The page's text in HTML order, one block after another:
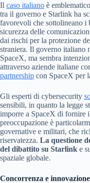
Il caso italiano è
tra il governo e Starlink ha
favorevoli che sottolineano
sicurezza delle
dai rischi per la protezione
straniera. Il governo italiano
SpaceX, ma sembra
attraverso aziende italiane
partnership con SpaceX per
Gli esperti di cybersecurity
sensibili, in quanto la legge
imporre a SpaceX di fornire
preoccupazione è
governative e militari, che
riservatezza. La questione
del dibattito su Starlink e
spaziale globale.
Concorrenza e